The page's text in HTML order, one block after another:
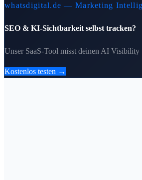
whatsdigital.de — Marketing
SEO & KI-Sichtbarkeit selbst tracken?
Unser SaaS-Tool misst deinen AI
Kostenlos testen →